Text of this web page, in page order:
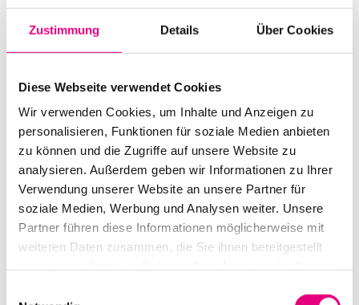
Zustimmung Details Über Cookies
Diese Webseite verwendet Cookies
Wir verwenden Cookies, um Inhalte und Anzeigen zu
personalisieren, Funktionen für soziale Medien anbieten
zu können und die Zugriffe auf unsere Website zu
analysieren. Außerdem geben wir Informationen zu Ihrer
Verwendung unserer Website an unsere Partner für
soziale Medien, Werbung und Analysen weiter. Unsere
Partner führen diese Informationen möglicherweise mit
weiteren Daten zusammen, die Sie ihnen bereitgestellt
Brückenstraße 2
DO.
12